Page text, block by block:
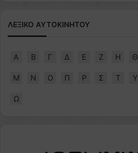
ΛΕΞΙΚΟ ΑΥΤΟΚΙΝΗΤΟΥ
Α Β Γ Δ Ε Ζ Η Θ
Μ Ν Ο Π Ρ Σ Τ Υ
Ω